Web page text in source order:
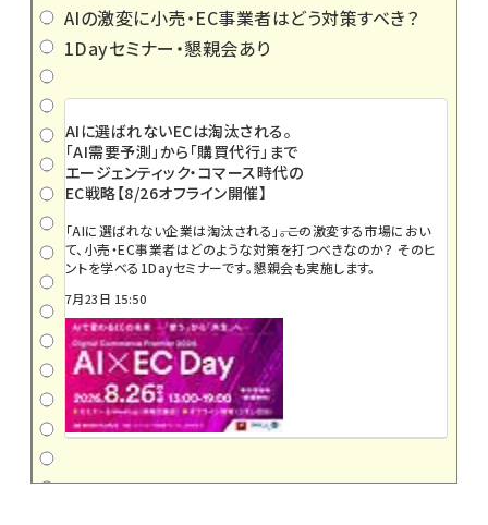
AIの激変に小売・EC事業者はどう対策すべき？
1Dayセミナー・懇親会あり
AIに選ばれないECは淘汰される。
「AI需要予測」から「購買代行」まで
エージェンティック・コマース時代の
EC戦略【8/26オフライン開催】
「AIに選ばれない企業は淘汰される」――。この激変する市場におい
て、小売・EC事業者はどのような対策を打つべきなのか？ そのヒ
ントを学べる1Dayセミナーです。懇親会も実施します。
7月23日 15:50